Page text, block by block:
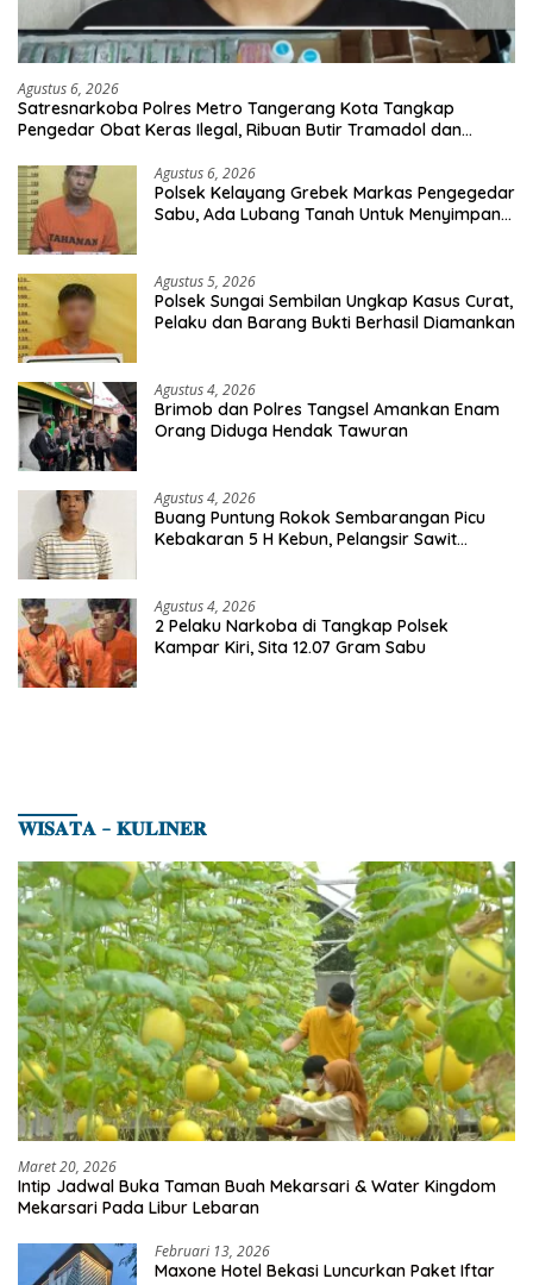
Agustus 6, 2026
Satresnarkoba Polres Metro Tangerang Kota Tangkap
Pengedar Obat Keras Ilegal, Ribuan Butir Tramadol dan
Agustus 6, 2026
Polsek Kelayang Grebek Markas Pengegedar
Sabu, Ada Lubang Tanah Untuk Menyimpan
Agustus 5, 2026
Polsek Sungai Sembilan Ungkap Kasus Curat,
Pelaku dan Barang Bukti Berhasil Diamankan
Agustus 4, 2026
Brimob dan Polres Tangsel Amankan Enam
Orang Diduga Hendak Tawuran
Agustus 4, 2026
Buang Puntung Rokok Sembarangan Picu
Kebakaran 5 H Kebun, Pelangsir Sawit
Agustus 4, 2026
2 Pelaku Narkoba di Tangkap Polsek
Kampar Kiri, Sita 12.07 Gram Sabu
𝐖𝐈𝐒𝐀𝐓𝐀 – 𝐊𝐔𝐋𝐈𝐍𝐄𝐑
Maret 20, 2026
Intip Jadwal Buka Taman Buah Mekarsari & Water Kingdom
Mekarsari Pada Libur Lebaran
Februari 13, 2026
Maxone Hotel Bekasi Luncurkan Paket Iftar